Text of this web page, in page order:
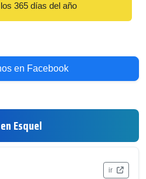
365 días del año
en Facebook
Esquel
ir